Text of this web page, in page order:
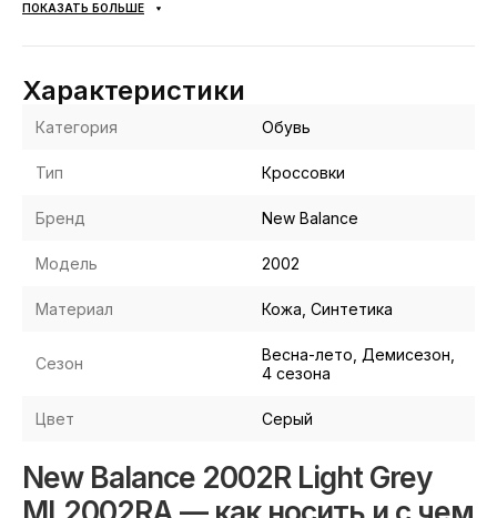
ПОКАЗАТЬ БОЛЬШЕ
Характеристики
Категория Обувь
Тип Кроссовки
Бренд New Balance
Модель 2002
Материал Кожа, Синтетика
Сезон
Весна-лето, Демисезон,
4 сезона
Цвет Серый
New Balance 2002R Light Grey